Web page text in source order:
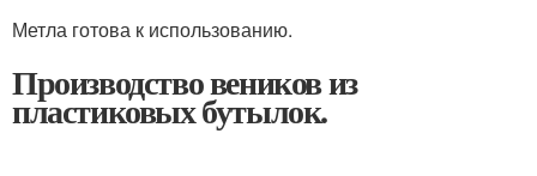
Метла готова к использованию.
Производство веников из
пластиковых бутылок.